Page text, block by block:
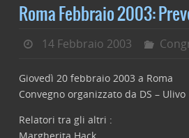
Roma Febbraio 2003:
14 Febbraio 2003
Giovedì 20 febbraio 2003 a Roma
Convegno organizzato da DS – Ulivo
Relatori tra gli altri :